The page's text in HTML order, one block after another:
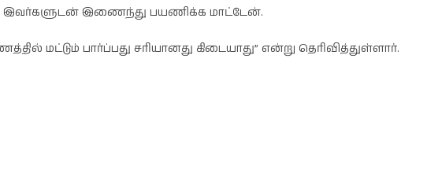
இவர்களுடன் இணைந்து பயணிக்க மாட்டேன்.
மட்டும் பார்ப்பது சரியானது கிடையாது” என்று தெரிவித்துள்ளார்.